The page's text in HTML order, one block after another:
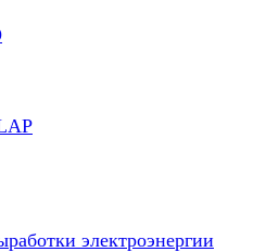
электроэнергии